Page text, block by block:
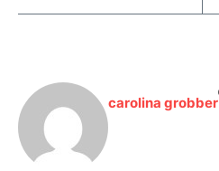
carolina grobber